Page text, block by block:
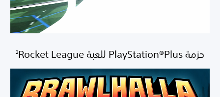
حزمة PlayStation®Plus للعبة Rocket League